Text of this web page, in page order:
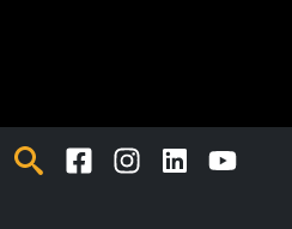
FacebookInstagramLinkedInYoutube